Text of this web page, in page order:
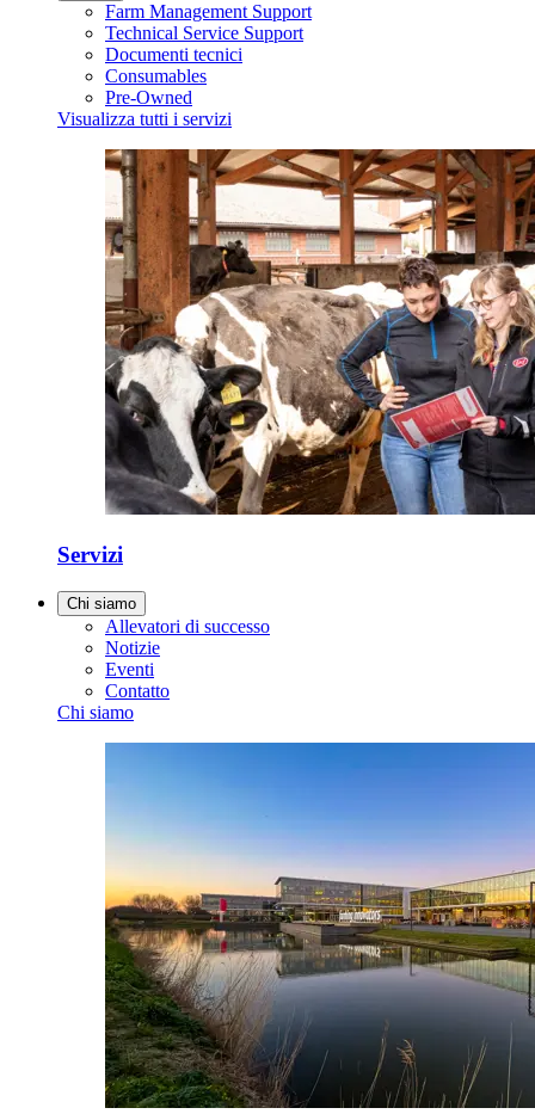
Farm Management Support
Technical Service Support
Documenti tecnici
Consumables
Pre-Owned
Visualizza tutti i servizi
Servizi
Chi siamo
Allevatori di successo
Notizie
Eventi
Contatto
Chi siamo